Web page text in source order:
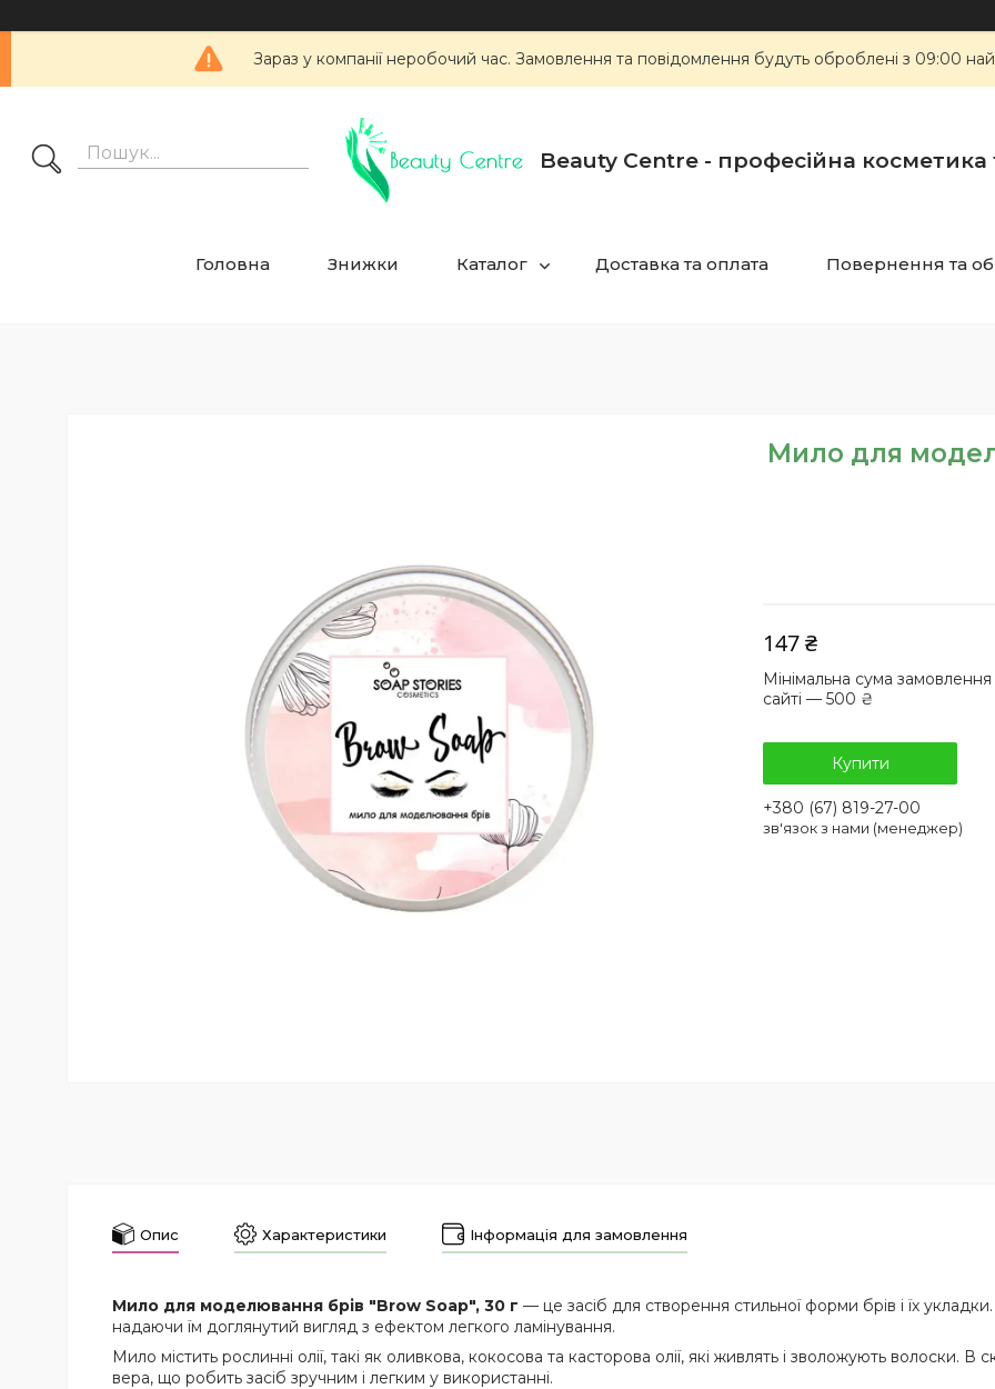
Зараз у компанії неробочий час. Замовлення та повідомлення будуть оброблені з 09:00
Beauty Centre - професійна косметика
Головна Знижки Каталог Доставка та оплата Повернення та
Мило для
147 ₴
Мінімальна сума замовлення
сайті — 500 ₴
Купити
+380 (67) 819-27-00
зв'язок з нами (менеджер)
Опис Характеристики Інформація для замовлення
Мило для моделювання брів "Brow Soap", 30 г — це засіб для створення стильної форми брів і їх
надаючи їм доглянутий вигляд з ефектом легкого ламінування.
Мило містить рослинні олії, такі як оливкова, кокосова та касторова олії, які живлять і зволожують волоски. В
вера, що робить засіб зручним і легким у використанні.